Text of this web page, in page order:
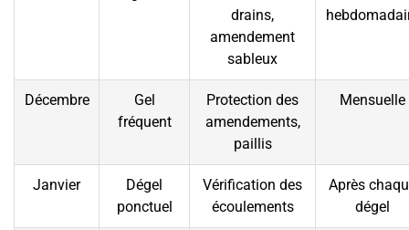
drains,
amendement
sableux
Décembre
Gel
fréquent
Protection des
amendements,
paillis
Mensuelle
Janvier
Dégel
ponctuel
Vérification des
écoulements
Après
dégel